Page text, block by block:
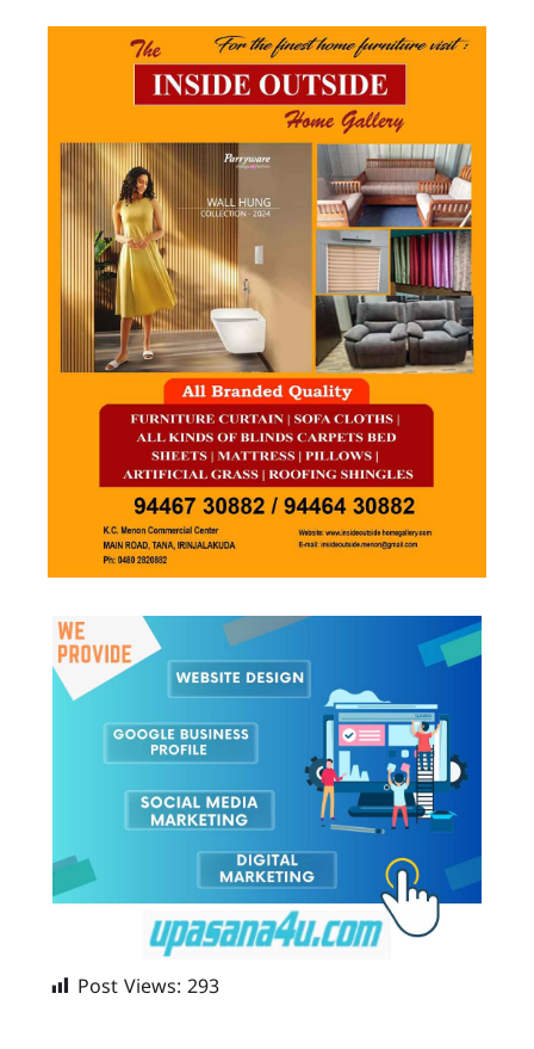
Post Views: 293